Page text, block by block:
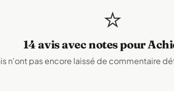
⭐
14 avis avec notes pour
n'ont pas encore laissé de commentaire